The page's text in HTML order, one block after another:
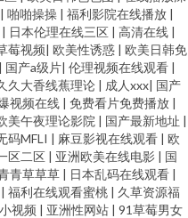
91秘密入口秘在线观看 超碰人91
产诱惑 91pot狼友社在线观看 肏屄
午夜寂寞看成人 婷婷色五月份 91
国产福利91自啪 久久神马 日韩在
92恋足园 国产精品人妻久久 狼友
| 啪啪操操 | 福利影院在线播放 |
| 日本伦理在线三区 | 高清在线 |
莓视频| 欧美性诱惑 | 欧美日韩免
| 国产a级片| 伦理视频在线观看 |
久大香线蕉理论 | 成人xxx| 国产
视频在线 | 免费看片免费播放 |
美午夜理论影院 | 国产最新地址 |
码MFLI | 麻豆影视在线观看 | 欧
区二区 | 亚洲欧美在线电影 | 国
青草草草 | 日本乱码在线观看 |
| 福利在线观看蜜桃 | 久草资源福
视频 | 亚洲性网站 | 91草莓男女